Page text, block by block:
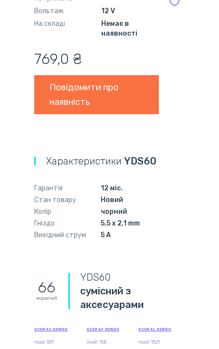
Вольтаж
12 V
На складі
Немає в
наявності
769,0 ₴
Повідомити про
наявність
Характеристики YDS60
Гарантія
12 міс.
Стан товару
Новий
Колір
чорний
Гніздо
5,5 x 2,1 mm
Вихідний струм
5 А
66
моделей
YDS60
сумісний з
аксесуарами
ACER AC SERIES
modl 501
ACER AF SERIES
modl 705
ACER AL SERIES
modl 1521